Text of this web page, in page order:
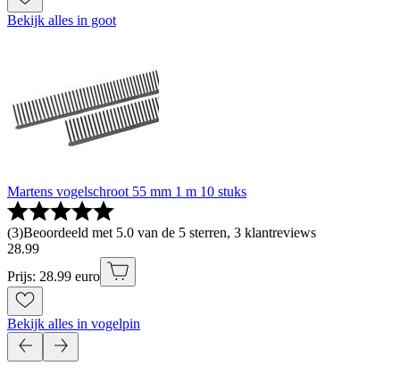
Bekijk alles in goot
Martens vogelschroot 55 mm 1 m 10 stuks
(3)Beoordeeld met 5.0 van de 5 sterren, 3 klantreviews
28.99
Prijs: 28.99 euro
Bekijk alles in vogelpin